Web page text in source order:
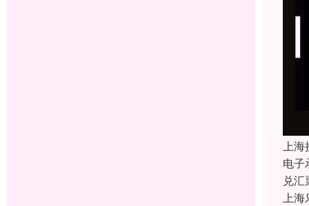
上海
电子
兑
上海